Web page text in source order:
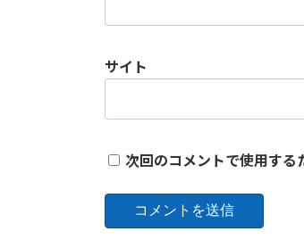
サイト
次回のコメントで使用する